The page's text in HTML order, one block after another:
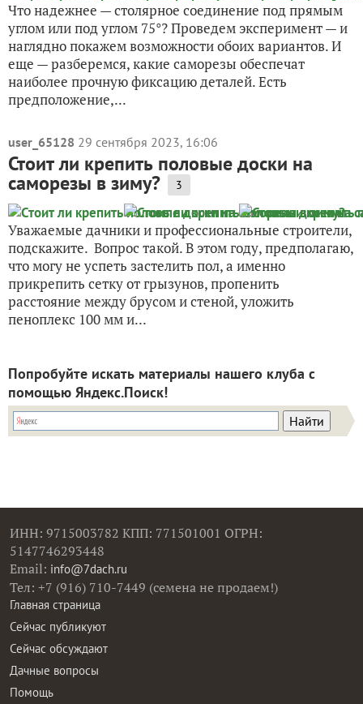
Что надежнее — столярное соединение под прямым
углом или под углом 75°? Проведем эксперимент — и
наглядно покажем возможности обоих вариантов. И
еще — разберемся, какие саморезы обеспечат
наиболее прочную фиксацию деталей. Есть
предположение,...
user_65128 29 сентября 2023, 16:06
Стоит ли крепить половые доски на
саморезы в зиму? 3
Уважаемые дачники и профессиональные строители,
подскажите. Вопрос такой. В этом году, предполагаю,
что могу не успеть застелить пол, а именно
прикрепить сетку от грызунов, пропенить
расстояние между брусом и стеной, уложить
пеноплекс 100 мм и...
Попробуйте искать материалы нашего клуба с
помощью Яндекс.Поиск!
ИНН: 9715003782 КПП: 771501001 ОГРН:
5147746293448
Email: info@7dach.ru
Тел: +7 (916) 710-7449 (семена не продаем!)
Главная страница
Сейчас публикуют
Сейчас обсуждают
Дачные вопросы
Помощь